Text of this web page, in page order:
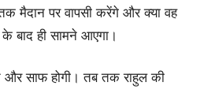
मैदान पर वापसी करेंगे और क्या वह
बाद ही सामने आएगा।
और साफ होगी। तब तक राहुल की